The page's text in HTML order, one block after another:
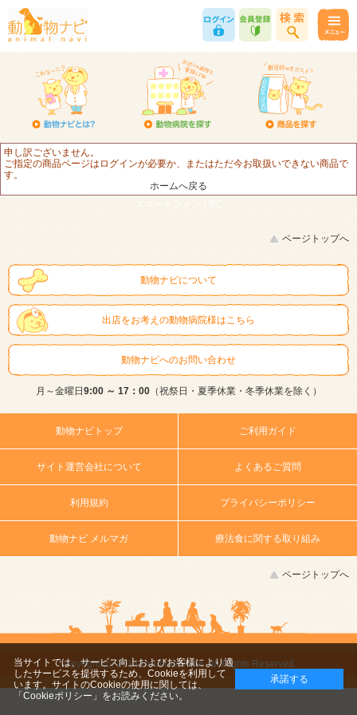
申し訳ございません。
ご指定の商品ページはログインが必要か、またはただ今お取扱いできない商品で
す。
ホームへ戻る
スマートフォン |
PC
ページトップへ
動物ナビについて
出店をお考えの動物病院様はこちら
動物ナビへのお問い合わせ
月～金曜日 9:00 ～ 17：00（祝祭日・夏季休業・冬季休業を除く）
動物ナビトップ ご利用ガイド
サイト運営会社について よくあるご質問
利用規約 プライバシーポリシー
動物ナビ メルマガ 療法食に関する取り組み
ページトップへ
copyright (c) 2014 DoubutsuNavi ,All Rights Reserved.
当サイトでは、サービス向上およびお客様により適
したサービスを提供するため、Cookieを利用して
います。サイトのCookieの使用に関しては、
「Cookieポリシー」 をお読みください。
承諾する